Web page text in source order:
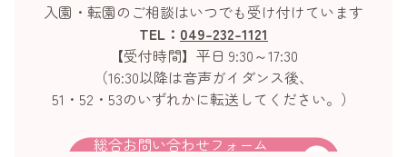
入園・転園のご相談はいつでも受け付けています
TEL： 049-232-1121
【受付時間】平日 9:30～17:30
（16:30以降は音声ガイダンス後、
51・52・53のいずれかに転送してください。）
総合お問い合わせフォーム